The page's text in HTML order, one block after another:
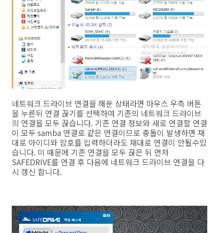
네트워크 드라이브 연결을 해둔 상태라면 마우스 우측 버튼
을 누른뒤 연결 끊기를 선택하여 기존의 네트워크 드라이브
의 연결을 모두 끊습니다. 기존 연결 정보와 새로 연결할 연결
이 모두 samba 연결로 같은 연결이므로 충돌이 발생하면 재
대로 아이디와 암호를 입력하더라도 재대로 연결이 안될수있
습니다. 이 때문에 기존 연결을 모두 끊은 뒤 먼저
SAFEDRIVE를 연결 후 다음에 네트워크 드라이브 연결을 다
시 갱신 합니다.